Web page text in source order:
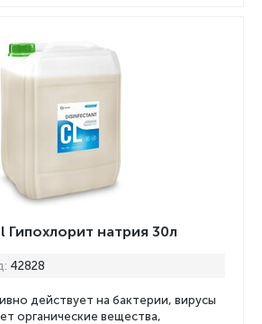
Гипохлорит натрия 30л
42828
действует на бактерии, вирусы
органические вещества,